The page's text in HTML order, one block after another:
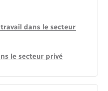
dans le secteur
le secteur privé